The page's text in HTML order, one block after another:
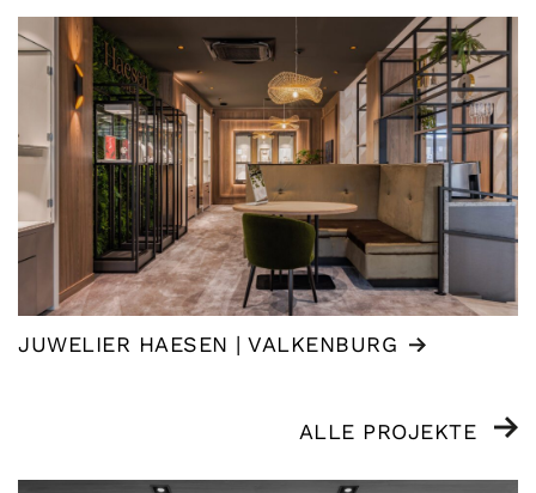
JUWELIER HAESEN | VALKENBURG
ALLE PROJEKTE